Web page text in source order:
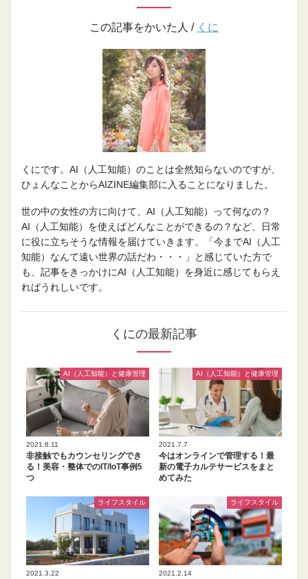
この記事をかいた人 / くに
くにです。AI（人工知能）のことは全然知らないのですが、
ひょんなことからAIZINE編集部に入ることになりました。
世の中の女性の方に向けて、AI（人工知能）って何なの？
AI（人工知能）を使えばどんなことができるの？など、日常
に役に立ちそうな情報を届けていきます。「今までAI（人工
知能）なんて遠い世界の話だわ・・・」と感じていた方で
も、記事をきっかけにAI（人工知能）を身近に感じてもらえ
ればうれしいです。
くにの最新記事
AI（人工知能）と健康管理
2021.8.11
非接触でもカウンセリングでき
る！美容・整体でのIT/IoT事例5
つ
AI（人工知能）と健康管理
2021.7.7
今はオンラインで管理する！最
新の電子カルテサービスをまと
めてみた
ライフスタイル
2021.3.22
ライフスタイル
2021.2.14